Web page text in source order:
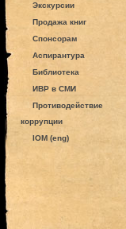
Экскурсии
Продажа книг
Спонсорам
Аспирантура
Библиотека
ИВР в СМИ
Противодействие
коррупции
IOM (eng)